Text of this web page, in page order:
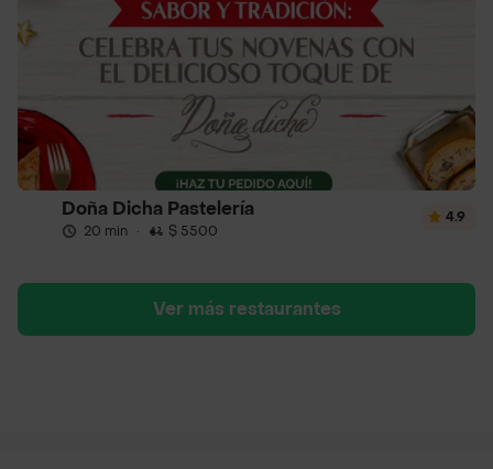
Doña Dicha Pastelería
20 min · $ 5500
4.9
Ver más restaurantes